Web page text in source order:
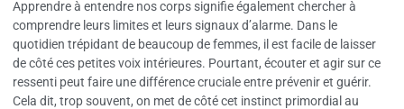
Apprendre à entendre nos corps signifie également chercher à
comprendre leurs limites et leurs signaux d’alarme. Dans le
quotidien trépidant de beaucoup de femmes, il est facile de laisser
de côté ces petites voix intérieures. Pourtant, écouter et agir sur ce
ressenti peut faire une différence cruciale entre prévenir et guérir.
Cela dit, trop souvent, on met de côté cet instinct primordial au